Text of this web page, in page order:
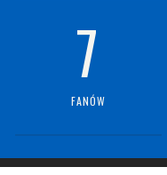
7
FANÓW